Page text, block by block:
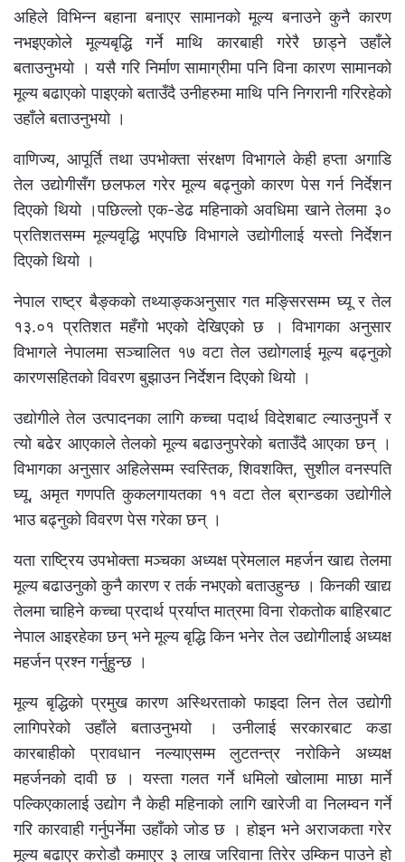
अहिले विभिन्न बहाना बनाएर सामानको मूल्य बनाउने कुनै कारण
नभइएकोले मूल्यबृद्धि गर्ने माथि कारबाही गरेरै छाड्ने उहाँले
बताउनुभयो । यसै गरि निर्माण सामाग्रीमा पनि विना कारण सामानको
मूल्य बढाएको पाइएको बताउँदै उनीहरुमा माथि पनि निगरानी गरिरहेको
उहाँले बताउनुभयो ।
वाणिज्य, आपूर्ति तथा उपभोक्ता संरक्षण विभागले केही हप्ता अगाडि
तेल उद्योगीसँग छलफल गरेर मूल्य बढ्नुको कारण पेस गर्न निर्देशन
दिएको थियो ।पछिल्लो एक-डेढ महिनाको अवधिमा खाने तेलमा ३०
प्रतिशतसम्म मूल्यवृद्धि भएपछि विभागले उद्योगीलाई यस्तो निर्देशन
दिएको थियो ।
नेपाल राष्ट्र बैङ्कको तथ्याङ्कअनुसार गत मङ्सिरसम्म घ्यू र तेल
१३.०१ प्रतिशत महँगो भएको देखिएको छ । विभागका अनुसार
विभागले नेपालमा सञ्चालित १७ वटा तेल उद्योगलाई मूल्य बढ्नुको
कारणसहितको विवरण बुझाउन निर्देशन दिएको थियो ।
उद्योगीले तेल उत्पादनका लागि कच्चा पदार्थ विदेशबाट ल्याउनुपर्ने र
त्यो बढेर आएकाले तेलको मूल्य बढाउनुपरेको बताउँदै आएका छन् ।
विभागका अनुसार अहिलेसम्म स्वस्तिक, शिवशक्ति, सुशील वनस्पति
घ्यू, अमृत गणपति कुकलगायतका ११ वटा तेल ब्रान्डका उद्योगीले
भाउ बढ्नुको विवरण पेस गरेका छन् ।
यता राष्ट्रिय उपभोक्ता मञ्चका अध्यक्ष प्रेमलाल महर्जन खाद्य तेलमा
मूल्य बढाउनुको कुनै कारण र तर्क नभएको बताउहुन्छ । किनकी खाद्य
तेलमा चाहिने कच्चा प्रदार्थ प्रर्याप्त मात्रमा विना रोकतोक बाहिरबाट
नेपाल आइरहेका छन् भने मूल्य बृद्धि किन भनेर तेल उद्योगीलाई अध्यक्ष
महर्जन प्रश्न गर्नुहुन्छ ।
मूल्य बृद्धिको प्रमुख कारण अस्थिरताको फाइदा लिन तेल उद्योगी
लागिपरेको उहाँले बताउनुभयो । उनीलाई सरकारबाट कडा
कारबाहीको प्रावधान नल्याएसम्म लुटतन्त्र नरोकिने अध्यक्ष
महर्जनको दावी छ । यस्ता गलत गर्ने धमिलाे खोलामा माछा मार्ने
पल्किएकालाई उद्योग नै केही महिनाको लागि खारेजी वा निलम्वन गर्ने
गरि कारवाही गर्नुपर्नेमा उहाँको जोड छ । होइन भने अराजकता गरेर
मूल्य बढाएर करोडौ कमाएर ३ लाख जरिवाना तिरेर उम्किन पाउने हो